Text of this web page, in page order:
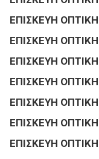
ΕΠΙΣΚΕΥΗ
ΕΠΙΣΚΕΥΗ
ΕΠΙΣΚΕΥΗ
ΕΠΙΣΚΕΥΗ
ΕΠΙΣΚΕΥΗ
ΕΠΙΣΚΕΥΗ
ΕΠΙΣΚΕΥΗ